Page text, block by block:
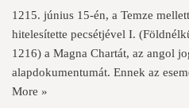
1215. június 15-én, a Temze
hitelesítette pecsétjével I.
1216) a Magna Chartát, az angol
alapdokumentumát. Ennek az
More »